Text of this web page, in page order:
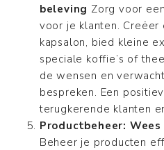
beleving Zorg voor
voor je klanten.
kapsalon, bied kleine
speciale koffie’s of
de wensen en
bespreken. Een
terugkerende klanten
Productbeheer:
Beheer je producten